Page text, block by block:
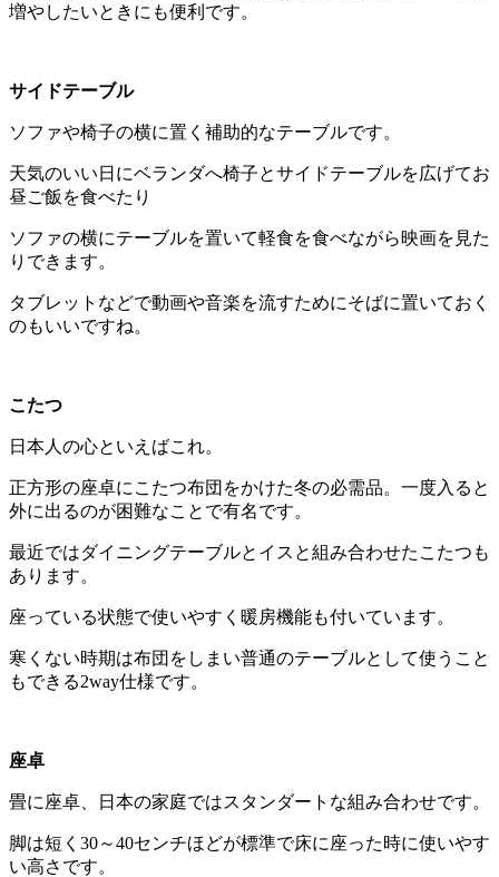
増やしたいときにも便利です。
サイドテーブル
ソファや椅子の横に置く補助的なテーブルです。
天気のいい日にベランダへ椅子とサイドテーブルを広げてお
昼ご飯を食べたり
ソファの横にテーブルを置いて軽食を食べながら映画を見た
りできます。
タブレットなどで動画や音楽を流すためにそばに置いておく
のもいいですね。
こたつ
日本人の心といえばこれ。
正方形の座卓にこたつ布団をかけた冬の必需品。一度入ると
外に出るのが困難なことで有名です。
最近ではダイニングテーブルとイスと組み合わせたこたつも
あります。
座っている状態で使いやすく暖房機能も付いています。
寒くない時期は布団をしまい普通のテーブルとして使うこと
もできる2way仕様です。
座卓
畳に座卓、日本の家庭ではスタンダートな組み合わせです。
脚は短く30～40センチほどが標準で床に座った時に使いやす
い高さです。